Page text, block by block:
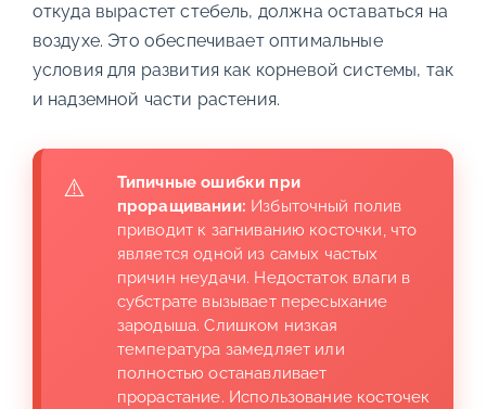
откуда вырастет стебель, должна оставаться на
воздухе. Это обеспечивает оптимальные
условия для развития как корневой системы, так
и надземной части растения.
Типичные ошибки при
проращивании: Избыточный полив
приводит к загниванию косточки, что
является одной из самых частых
причин неудачи. Недостаток влаги в
субстрате вызывает пересыхание
зародыша. Слишком низкая
температура замедляет или
полностью останавливает
прорастание. Использование косточек